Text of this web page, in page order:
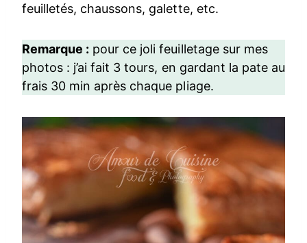
feuilletés, chaussons, galette, etc.
Remarque : pour ce joli feuilletage sur mes
photos : j’ai fait 3 tours, en gardant la pate au
frais 30 min après chaque pliage.